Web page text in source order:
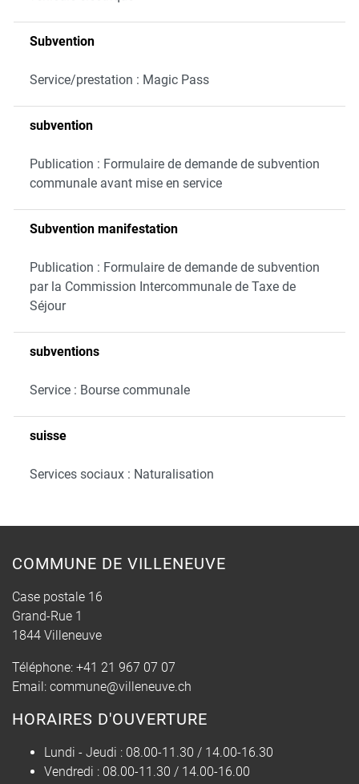
Subvention
Service/prestation : Magic Pass
subvention
Publication : Formulaire de demande de subvention
communale avant mise en service
Subvention manifestation
Publication : Formulaire de demande de subvention
par la Commission Intercommunale de Taxe de
Séjour
subventions
Service : Bourse communale
suisse
Services sociaux : Naturalisation
COMMUNE DE VILLENEUVE
Case postale 16
Grand-Rue 1
1844 Villeneuve
Téléphone: +41 21 967 07 07
Email: commune@villeneuve.ch
HORAIRES D'OUVERTURE
Lundi - Jeudi : 08.00-11.30 / 14.00-16.30
Vendredi : 08.00-11.30 / 14.00-16.00